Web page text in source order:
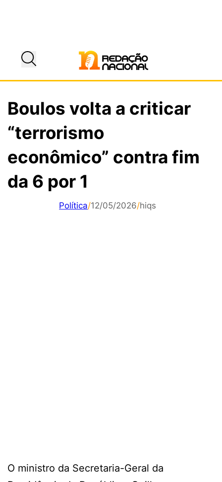
Boulos volta a criticar
“terrorismo
econômico” contra fim
da 6 por 1
Política/12/05/2026/hiqs
O ministro da Secretaria-Geral da